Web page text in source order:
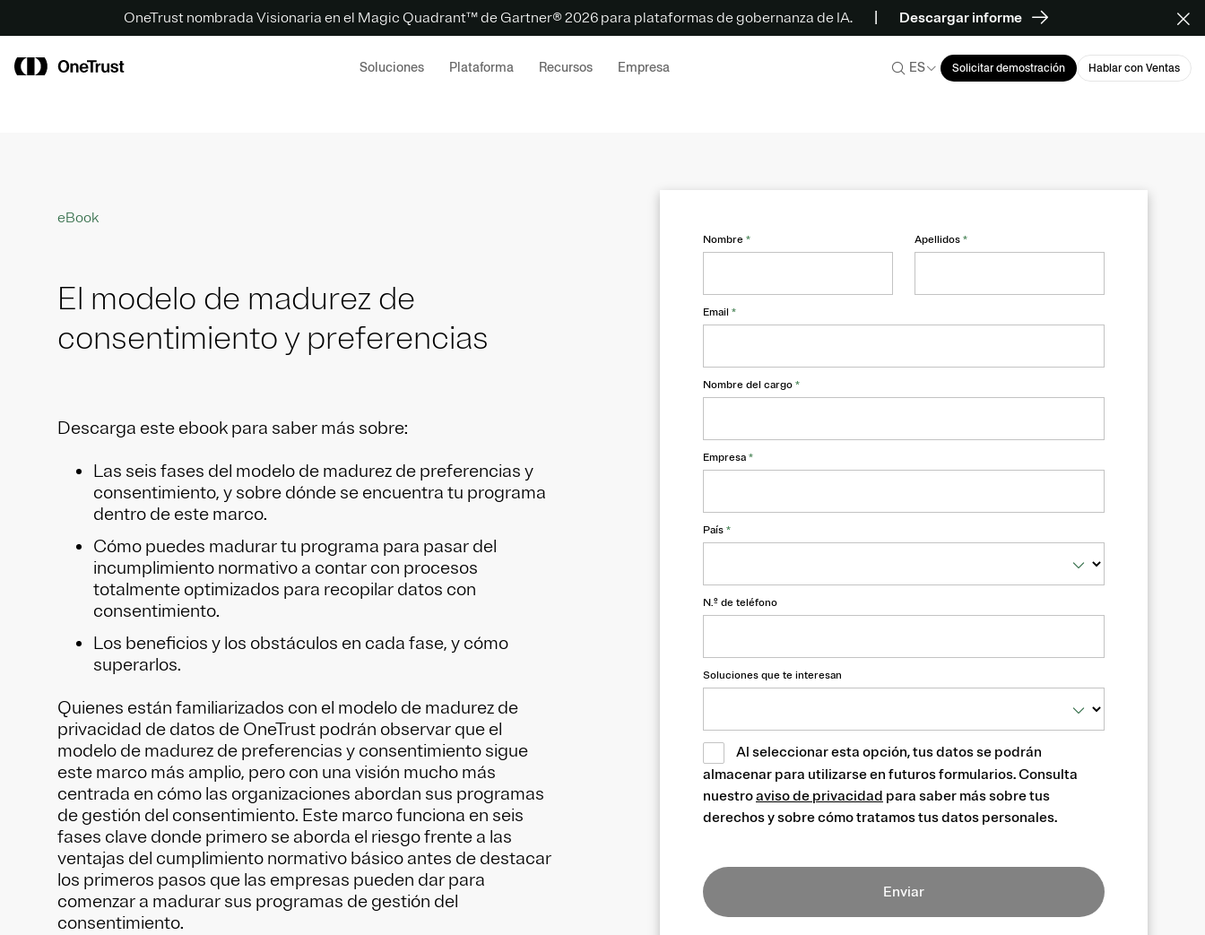
OneTrust nombrada Visionaria en el Magic Quadrant™ de Gartner® 2026 para plataformas de gobernanza de IA. Descargar informe
Soluciones Plataforma Recursos Empresa ES Solicitar demostración Hablar con Ventas
eBook
El modelo de madurez de
consentimiento y preferencias
Descarga este ebook para saber más sobre:
Las seis fases del modelo de madurez de preferencias y
consentimiento, y sobre dónde se encuentra tu programa
dentro de este marco.
Cómo puedes madurar tu programa para pasar del
incumplimiento normativo a contar con procesos
totalmente optimizados para recopilar datos con
consentimiento.
Los beneficios y los obstáculos en cada fase, y cómo
superarlos.
Quienes están familiarizados con el modelo de madurez de
privacidad de datos de OneTrust podrán observar que el
modelo de madurez de preferencias y consentimiento sigue
este marco más amplio, pero con una visión mucho más
centrada en cómo las organizaciones abordan sus programas
de gestión del consentimiento. Este marco funciona en seis
fases clave donde primero se aborda el riesgo frente a las
ventajas del cumplimiento normativo básico antes de destacar
los primeros pasos que las empresas pueden dar para
comenzar a madurar sus programas de gestión del
consentimiento.
Nombre * Apellidos *
Email *
Nombre del cargo *
Empresa *
País *
N.º de teléfono
Soluciones que te interesan
Al seleccionar esta opción, tus datos se podrán
almacenar para utilizarse en futuros formularios. Consulta
nuestroaviso de privacidad para saber más sobre tus
derechos y sobre cómo tratamos tus datos personales.
Enviar